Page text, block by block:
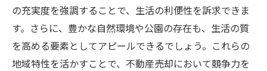
の充実度を強調することで、生活の利便性を訴求できま
す。さらに、豊かな自然環境や公園の存在も、生活の質
を高める要素としてアピールできるでしょう。これらの
地域特性を活かすことで、不動産売却において競争力を